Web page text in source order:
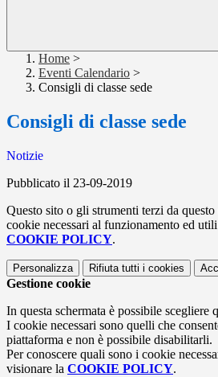
Home >
Eventi Calendario >
Consigli di classe sede
Consigli di classe sede
Notizie
Pubblicato il 23-09-2019
Questo sito o gli strumenti terzi da
cookie necessari al funzionamento ed
COOKIE POLICY.
Personalizza Rifiuta tutti i cookies
Gestione cookie
In questa schermata è possibile scegliere
I cookie necessari sono quelli che
piattaforma e non è possibile disabilitarli.
Per conoscere quali sono i cookie
visionare la COOKIE POLICY.